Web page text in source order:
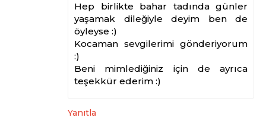
Hep birlikte bahar tadında günler
yaşamak dileğiyle deyim ben de
öyleyse :)
Kocaman sevgilerimi gönderiyorum
:)
Beni mimlediğiniz için de ayrıca
teşekkür ederim :)
Yanıtla